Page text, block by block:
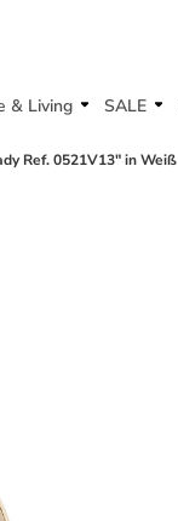
& Living SALE
Ref. 0521V13" in Weiß